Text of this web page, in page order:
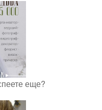
еще?